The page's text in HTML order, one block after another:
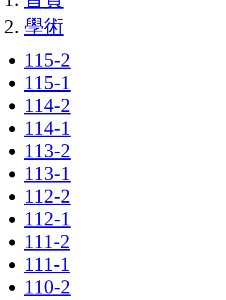
學術
115-2
115-1
114-2
114-1
113-2
113-1
112-2
112-1
111-2
111-1
110-2